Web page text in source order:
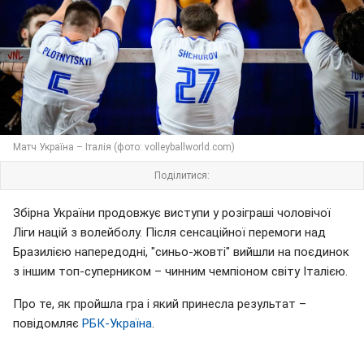
Матч Україна – Італія (фото: volleyballworld.com)
Поділитися:
Збірна України продовжує виступи у розіграші чоловічої
Ліги націй з волейболу. Після сенсаційної перемоги над
Бразилією напередодні, "синьо-жовті" вийшли на поєдинок
з іншим топ-суперником – чинним чемпіоном світу Італією.
Про те, як пройшла гра і який принесла результат –
повідомляє РБК-Україна